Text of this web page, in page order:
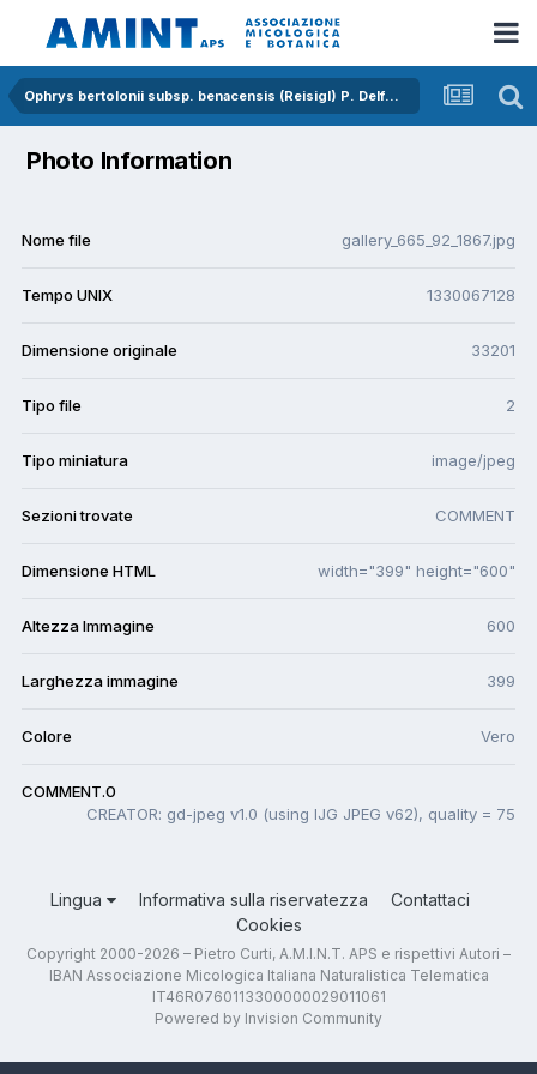
Ophrys bertolonii subsp. benacensis (Reisigl) P. Delforge
Photo Information
Nome file gallery_665_92_1867.jpg
Tempo UNIX 1330067128
Dimensione originale 33201
Tipo file 2
Tipo miniatura image/jpeg
Sezioni trovate COMMENT
Dimensione HTML width="399" height="600"
Altezza Immagine 600
Larghezza immagine 399
Colore Vero
COMMENT.0
CREATOR: gd-jpeg v1.0 (using IJG JPEG v62), quality = 75
Lingua Informativa sulla riservatezza
Contattaci
Cookies
Copyright 2000-2026 – Pietro Curti, A.M.I.N.T. APS e rispettivi Autori –
IBAN Associazione Micologica Italiana Naturalistica Telematica
IT46R0760113300000029011061
Powered by Invision Community